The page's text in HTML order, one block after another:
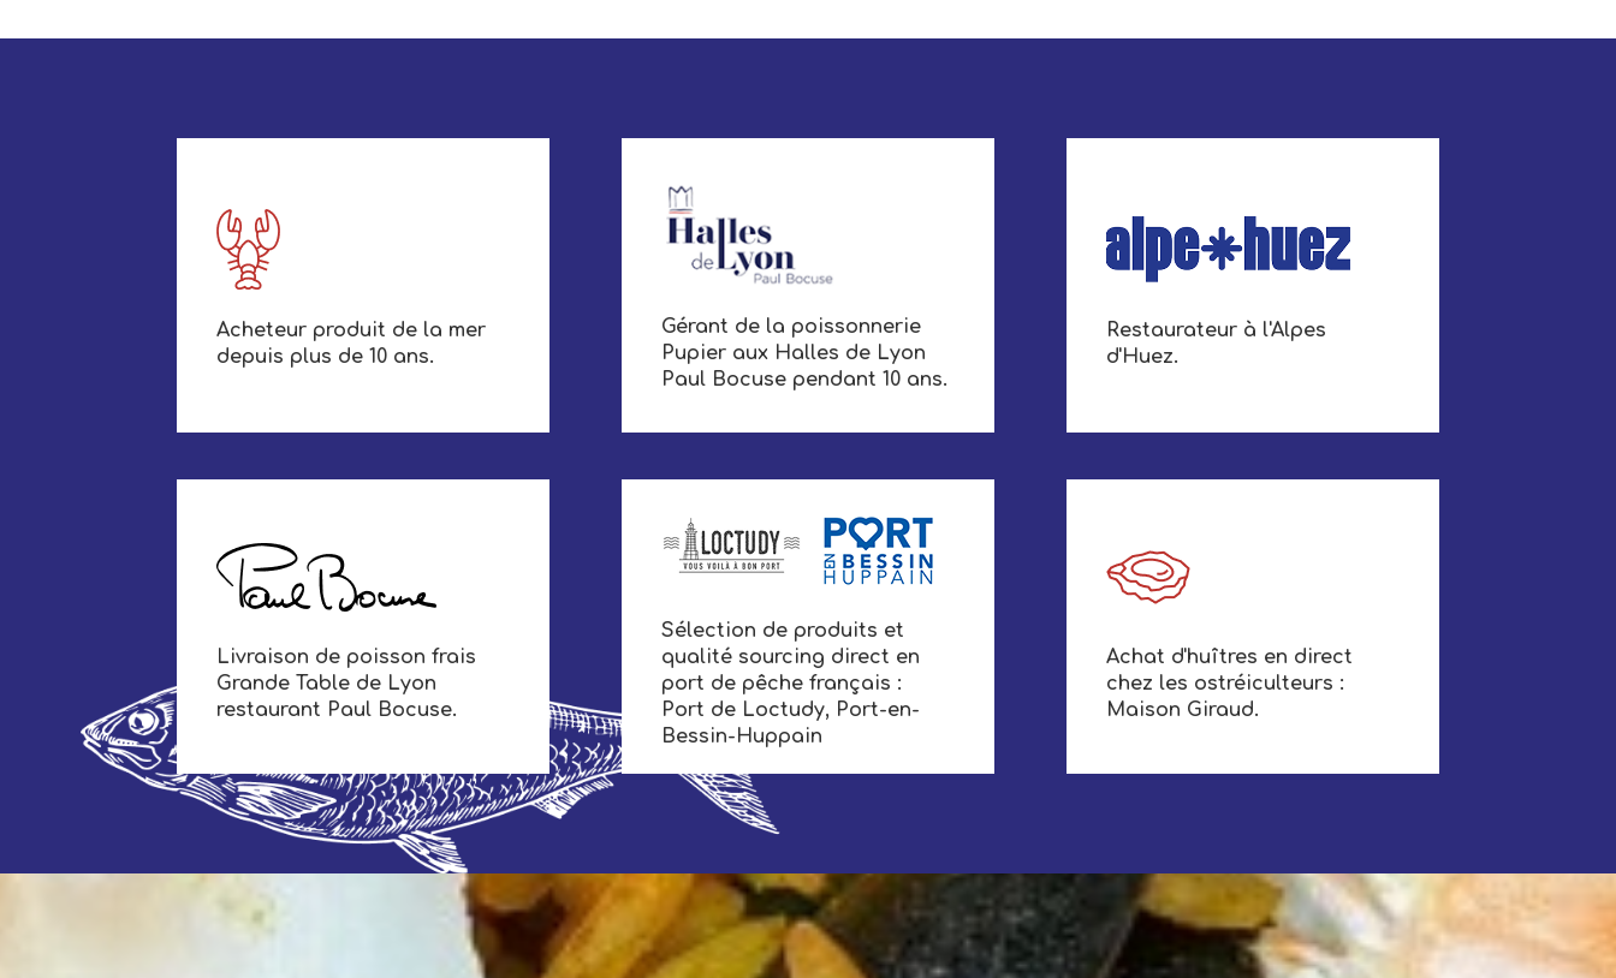
Acheteur produit de la mer
depuis plus de 10 ans.
Gérant de la poissonnerie
Pupier aux Halles de Lyon
Paul Bocuse pendant 10 ans.
Restaurateur à l'Alpes
d'Huez.
Livraison de poisson frais
Grande Table de Lyon
restaurant Paul Bocuse.
Sélection de produits et
qualité sourcing direct en
port de pêche français :
Port de Loctudy, Port-en-
Bessin-Huppain
Achat d'huîtres en direct
chez les ostréiculteurs :
Maison Giraud.